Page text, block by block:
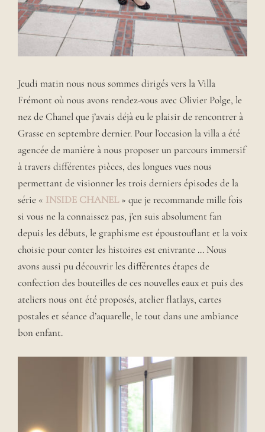
Jeudi matin nous nous sommes dirigés vers la Villa
Frémont où nous avons rendez-vous avec Olivier Polge, le
nez de Chanel que j’avais déjà eu le plaisir de rencontrer à
Grasse en septembre dernier. Pour l’occasion la villa a été
agencée de manière à nous proposer un parcours immersif
à travers différentes pièces, des longues vues nous
permettant de visionner les trois derniers épisodes de la
série « INSIDE CHANEL» que je recommande mille fois
si vous ne la connaissez pas, j’en suis absolument fan
depuis les débuts, le graphisme est époustouflant et la voix
choisie pour conter les histoires est enivrante … Nous
avons aussi pu découvrir les différentes étapes de
confection des bouteilles de ces nouvelles eaux et puis des
ateliers nous ont été proposés, atelier flatlays, cartes
postales et séance d’aquarelle, le tout dans une ambiance
bon enfant.